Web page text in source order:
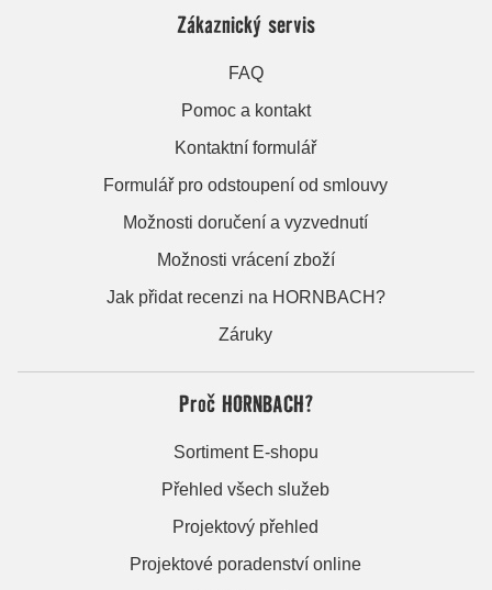
Zákaznický servis
FAQ
Pomoc a kontakt
Kontaktní formulář
Formulář pro odstoupení od smlouvy
Možnosti doručení a vyzvednutí
Možnosti vrácení zboží
Jak přidat recenzi na HORNBACH?
Záruky
Proč HORNBACH?
Sortiment E-shopu
Přehled všech služeb
Projektový přehled
Projektové poradenství online